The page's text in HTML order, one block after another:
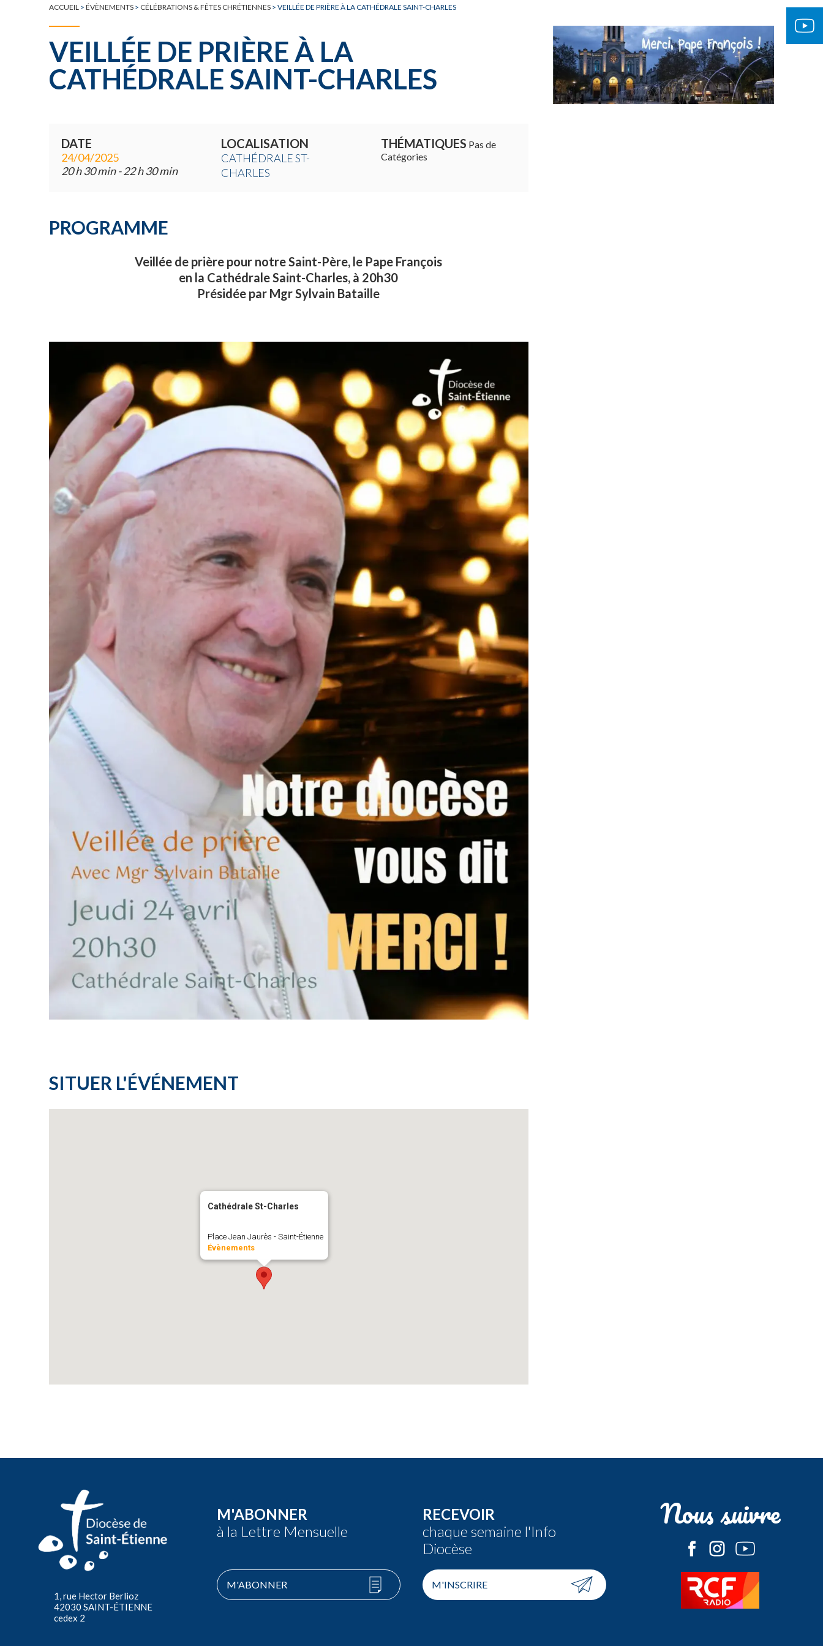
ACCUEIL > ÉVÈNEMENTS > CÉLÉBRATIONS & FÊTES CHRÉTIENNES > VEILLÉE DE PRIÈRE À LA CATHÉDRALE SAINT-CHARLES
VEILLÉE DE PRIÈRE À LA
CATHÉDRALE SAINT-CHARLES
DATE
24/04/2025
20 h 30 min - 22 h 30 min
LOCALISATION
CATHÉDRALE ST-
CHARLES
THÉMATIQUES Pas de
Catégories
PROGRAMME
Veillée de prière pour notre Saint-Père, le Pape François
en la Cathédrale Saint-Charles, à 20h30
Présidée par Mgr Sylvain Bataille
SITUER L'ÉVÉNEMENT
Cathédrale St-Charles
Place Jean Jaurès - Saint-Étienne
Évènements
1, rue Hector Berlioz
42030 SAINT-ÉTIENNE
cedex 2
M'ABONNER
à la Lettre Mensuelle
M'ABONNER
RECEVOIR
chaque semaine l'Info
Diocèse
M'INSCRIRE
Nous suivre